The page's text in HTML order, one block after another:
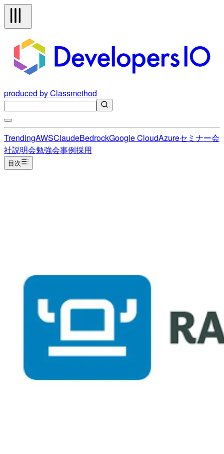
produced by Classmethod
TrendingAWSClaudeBedrockGoogle CloudAzureセミナー会
社説明会勉強会事例採用
目次